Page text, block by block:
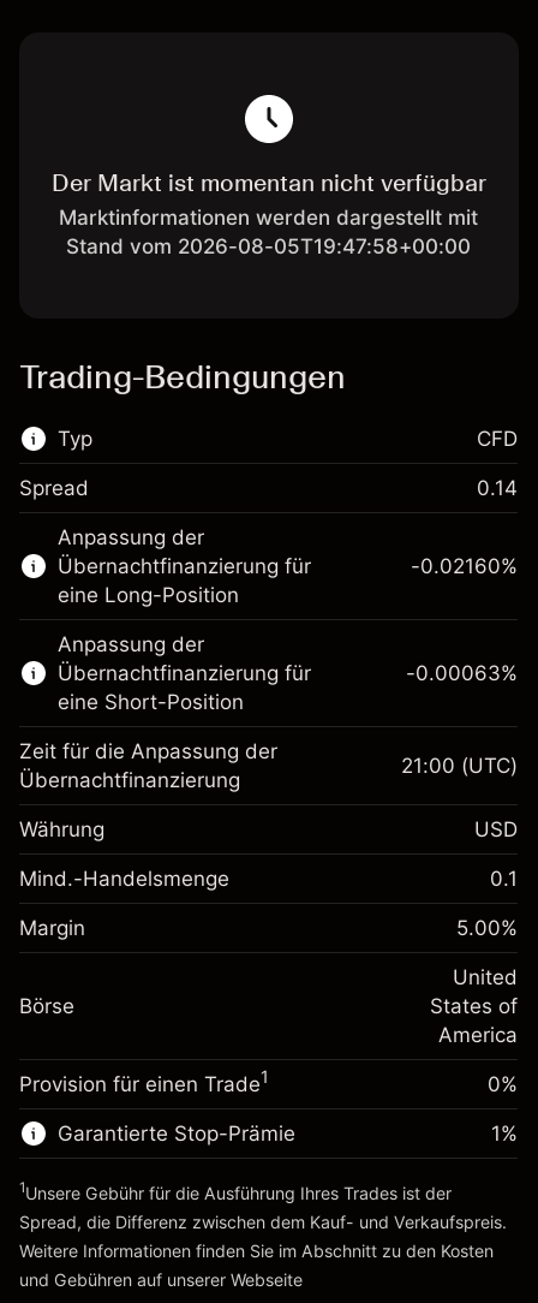
Der Markt ist momentan nicht verfügbar
Marktinformationen werden dargestellt mit
Stand vom 2026-08-05T19:47:58+00:00
Trading-Bedingungen
Typ
Dieser Finanzmarkt steht für das CFD-
Trading zur Verfügung.
Erfahren Sie mehr über:
CFDs
CFD
Spread 0.14
Anpassung der
Übernachtfinanzierung für
eine Long-Position
Margin. Ihre Investition
$1,000.00
Anpassung der
Übernachtfinanzierung
fremdfinanzierten
(-$4.32)
~$20,000.00
Zur Plattform
-0.02160%
Anpassung der
Übernachtfinanzierung für
eine Short-Position
Margin. Ihre Investition
$1,000.00
Anpassung der
-0.000626
%
(-$0.13)
Positionsgröße mit Hebelwirkung
~$20,000.00
Geld aus Hebelwirkung ~ $
Zur Plattform
-0.00063%
Zeit für die Anpassung der
Übernachtfinanzierung
21:00 (UTC)
Währung USD
Mind.-Handelsmenge 0.1
Margin 5.00%
Börse
United
States of
America
Provision für einen Trade1 0%
Garantierte Stop-Prämie 1%
1Unsere Gebühr für die Ausführung Ihres Trades ist der
Spread, die Differenz zwischen dem Kauf- und Verkaufspreis.
Weitere Informationen finden Sie im Abschnitt zu den Kosten
und Gebühren auf unserer Webseite